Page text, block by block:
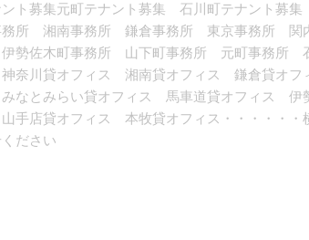
ト募集元町テナント募集 石川町テナント募
所 湘南事務所 鎌倉事務所 東京事務所 関
勢佐木町事務所 山下町事務所 元町事務所
奈川貸オフィス 湘南貸オフィス 鎌倉貸オ
とみらい貸オフィス 馬車道貸オフィス 伊
店貸オフィス 本牧貸オフィス・・・・・・
ださい